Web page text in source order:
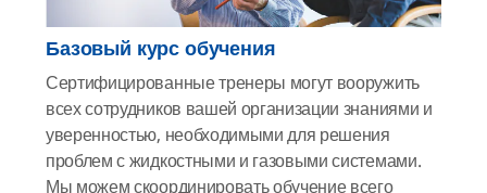
Базовый курс обучения
Сертифицированные тренеры могут вооружить
всех сотрудников вашей организации знаниями и
уверенностью, необходимыми для решения
проблем с жидкостными и газовыми системами.